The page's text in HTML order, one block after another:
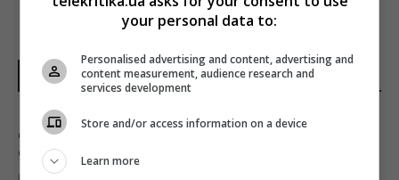
НОВОСТИ УКРАИНЫ
Дерзкие удары Украины по России могут
сыграть на руку Путину, - The Times
your personal data to:
Personalised advertising and content, advertising and
content measurement, audience research and
services development
Store and/or access information on a device
Learn more